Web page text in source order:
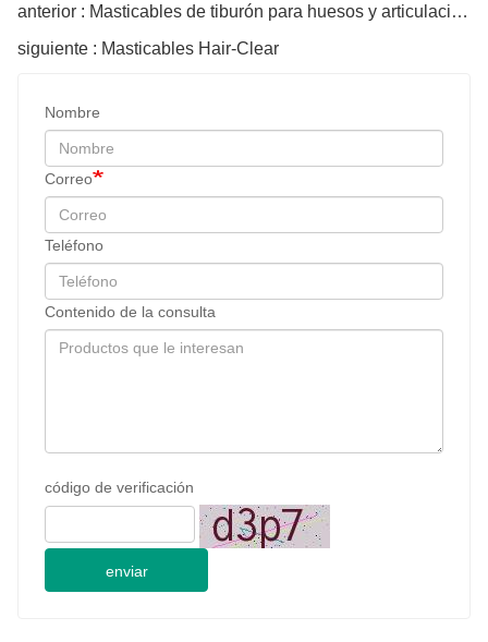
anterior : Masticables de tiburón para huesos y articulaciones
siguiente : Masticables Hair-Clear
Nombre
Correo
Teléfono
Contenido de la consulta
código de verificación
enviar